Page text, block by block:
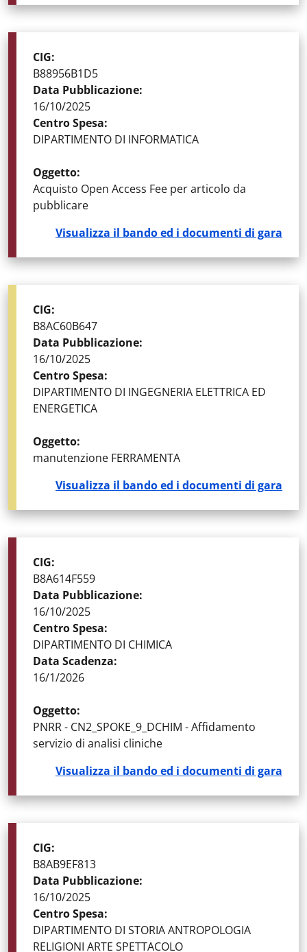
STATO DELLA GARA
CIG:
B88956B1D5
Data Pubblicazione:
16/10/2025
Centro Spesa:
DIPARTIMENTO DI INFORMATICA
Oggetto:
Acquisto Open Access Fee per articolo da
pubblicare
Visualizza il bando ed i documenti di gara
STATO DELLA GARA
CIG:
B8AC60B647
Data Pubblicazione:
16/10/2025
Centro Spesa:
DIPARTIMENTO DI INGEGNERIA ELETTRICA ED
ENERGETICA
Oggetto:
manutenzione FERRAMENTA
Visualizza il bando ed i documenti di gara
STATO DELLA GARA
CIG:
B8A614F559
Data Pubblicazione:
16/10/2025
Centro Spesa:
DIPARTIMENTO DI CHIMICA
Data Scadenza:
16/1/2026
Oggetto:
PNRR - CN2_SPOKE_9_DCHIM - Affidamento
servizio di analisi cliniche
Visualizza il bando ed i documenti di gara
STATO DELLA GARA
CIG:
B8AB9EF813
Data Pubblicazione:
16/10/2025
Centro Spesa:
DIPARTIMENTO DI STORIA ANTROPOLOGIA
RELIGIONI ARTE SPETTACOLO